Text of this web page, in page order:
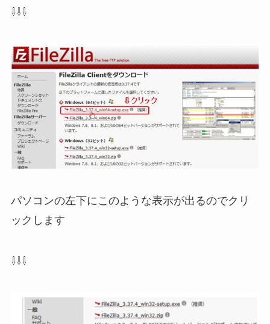
⇩⇩⇩
パソコンの左下にこのような表示が出るのでクリ
ックします
⇩⇩⇩